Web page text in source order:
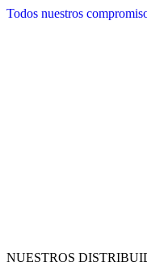
Todos nuestros
NUESTROS